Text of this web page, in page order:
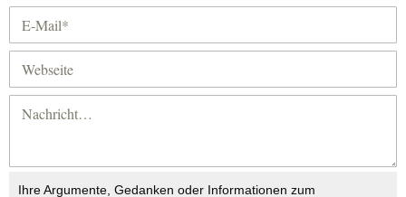
Ihre Argumente, Gedanken oder Informationen zum